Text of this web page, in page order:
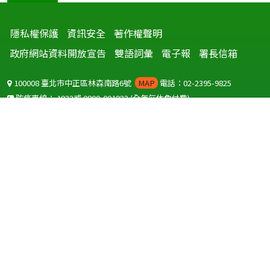
隱私權保護 資訊安全 著作權聲明
政府網站資料開放宣告
雙語詞彙 電子報 署長信箱
100008 臺北市中正區林森南路6號 MAP 電話：02-2395-9825
防疫專線：1922或0800-001922(全年無休免付費)